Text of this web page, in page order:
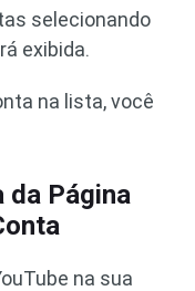
selecionando
exibida.
na lista, você
da Página
na sua